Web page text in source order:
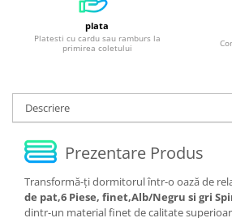
plata
Platesti cu cardu sau ramburs la
primirea coletului
Descriere
Prezentare Produs
Transformă-ți dormitorul într-o oază de
de pat,6 Piese, finet,Alb/Negru si gri
dintr-un material finet de calitate